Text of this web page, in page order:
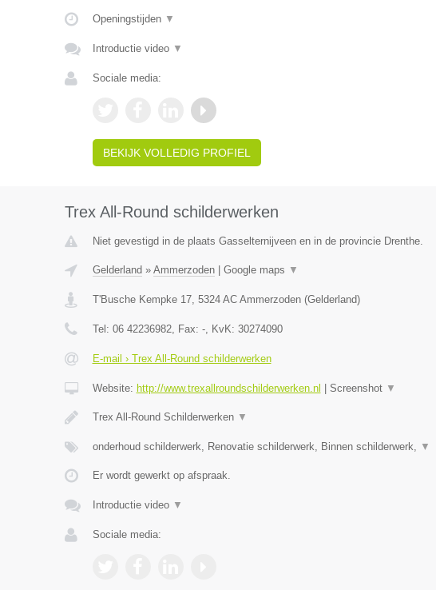
Openingstijden ▼
Introductie video ▼
Sociale media:
BEKIJK VOLLEDIG PROFIEL
Trex All-Round schilderwerken
Niet gevestigd in de plaats Gasselternijveen en in de provincie Drenthe.
Gelderland » Ammerzoden| Google maps ▼
T'Busche Kempke 17, 5324 AC Ammerzoden(Gelderland)
Tel: 06 42236982, Fax: -, KvK: 30274090
E-mail › Trex All-Round schilderwerken
Website: http://www.trexallroundschilderwerken.nl Screenshot ▼
Trex All-Round Schilderwerken ▼
onderhoud schilderwerk, Renovatie schilderwerk, Binnen schilderwerk, ▼
Er wordt gewerkt op afspraak.
Introductie video ▼
Sociale media: